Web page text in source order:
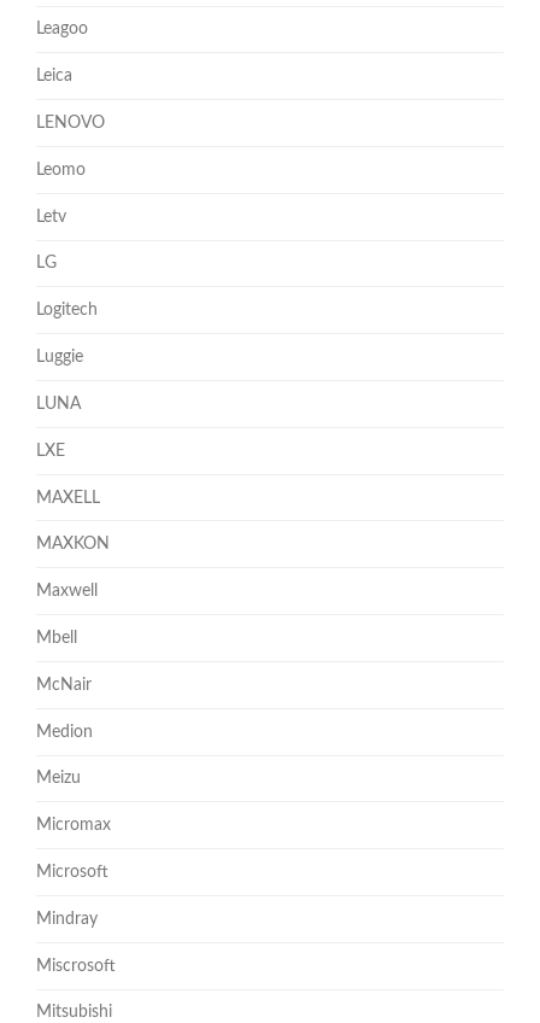
Leagoo
Leica
LENOVO
Leomo
Letv
LG
Logitech
Luggie
LUNA
LXE
MAXELL
MAXKON
Maxwell
Mbell
McNair
Medion
Meizu
Micromax
Microsoft
Mindray
Miscrosoft
Mitsubishi